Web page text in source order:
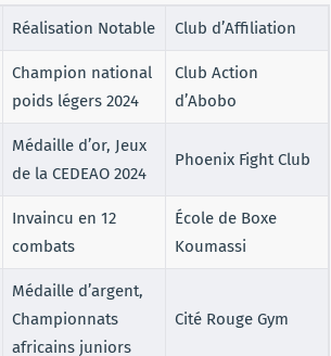
Réalisation Notable Club d’Affiliation
Champion national
poids légers 2024
Club Action
d’Abobo
Médaille d’or, Jeux
de la CEDEAO 2024
Phoenix Fight Club
Invaincu en 12
combats
École de Boxe
Koumassi
Médaille d’argent,
Championnats
africains juniors
Cité Rouge Gym